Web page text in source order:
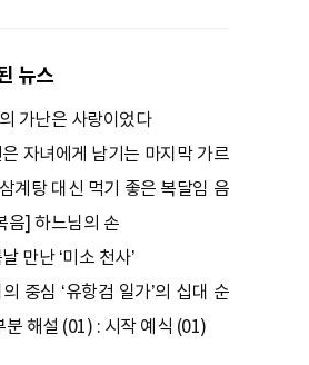
뉴스
가난은 사랑이었다
자녀에게 남기는 마지막 가르
계탕 대신 먹기 좋은 복달임 음
음] 하느님의 손
만난 ‘미소 천사’
중심 ‘유항검 일가’의 십대 순
분 해설 (01) : 시작 예식 (01)